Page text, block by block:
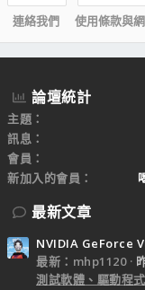
連絡我們
使用條款與
論壇統計
主題
訊息
會員
新加入的會員
最新文章
NVIDIA GeForce
最新：mhp1120
測試軟體、驅動程